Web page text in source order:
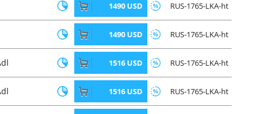
1490 USD RUS-1765-LKA-ht
1490 USD RUS-1765-LKA-ht
1516 USD RUS-1765-LKA-ht
1516 USD RUS-1765-LKA-ht